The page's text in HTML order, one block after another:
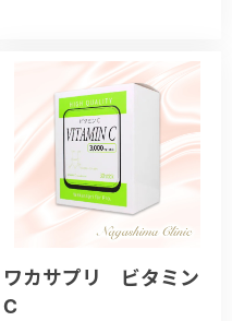
ワカサプリ ビタミン
C